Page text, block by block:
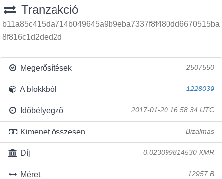
Tranzakció
b11a85c415da714b049645a9b9eba7337f8f480dd6670515ba
8f816c1d2ded2d
Megerősítések 2507550
A blokkból 1228039
Időbélyegző 2017-01-20 16:58:34 UTC
Kimenet összesen Bizalmas
Díj 0.023099814530 XMR
Méret 12957 B